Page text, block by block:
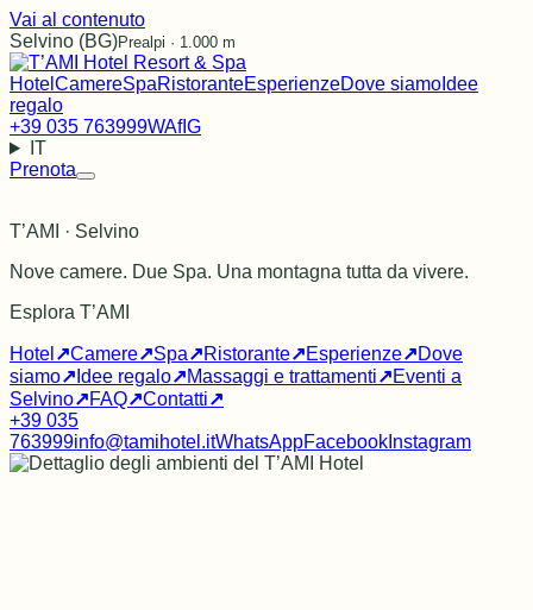
Vai al contenuto
Selvino (BG)Prealpi · 1.000 m
Hotel CamereSpaRistoranteEsperienzeDove siamo Idee
regalo
+39 035 763999WAfIG
IT
Prenota
T’AMI · Selvino
Nove camere. Due Spa. Una montagna tutta da vivere.
Esplora T’AMI
Hotel ↗Camere↗Spa↗Ristorante↗Esperienze↗Dove
siamo↗ Idee regalo↗Massaggi e trattamenti↗Eventi a
Selvino↗FAQ↗Contatti↗
+39 035
763999info@tamihotel.itWhatsAppFacebook Instagram